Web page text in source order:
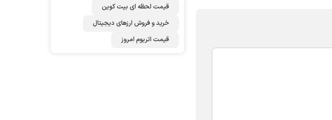
قیمت لحظه ای بیت کوین
خرید و فروش ارزهای دیجیتال
قیمت اتریوم امروز